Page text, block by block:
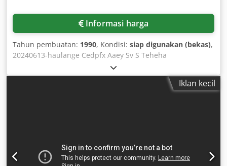
Informasi harga
Tahun pembuatan: 1990, Kondisi: siap digunakan (bekas),
20240613-haulange Cedpfx Aaey Sv S Teheha
Iklan kecil